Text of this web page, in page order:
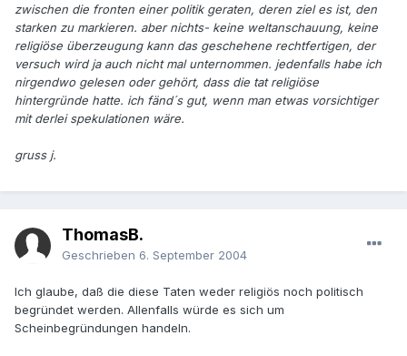
zwischen die fronten einer politik geraten, deren ziel es ist, den
starken zu markieren. aber nichts- keine weltanschauung, keine
religiöse überzeugung kann das geschehene rechtfertigen, der
versuch wird ja auch nicht mal unternommen. jedenfalls habe ich
nirgendwo gelesen oder gehört, dass die tat religiöse
hintergründe hatte. ich fänd´s gut, wenn man etwas vorsichtiger
mit derlei spekulationen wäre.
gruss j.
ThomasB.
Geschrieben 6. September 2004
Ich glaube, daß die diese Taten weder religiös noch politisch
begründet werden. Allenfalls würde es sich um
Scheinbegründungen handeln.